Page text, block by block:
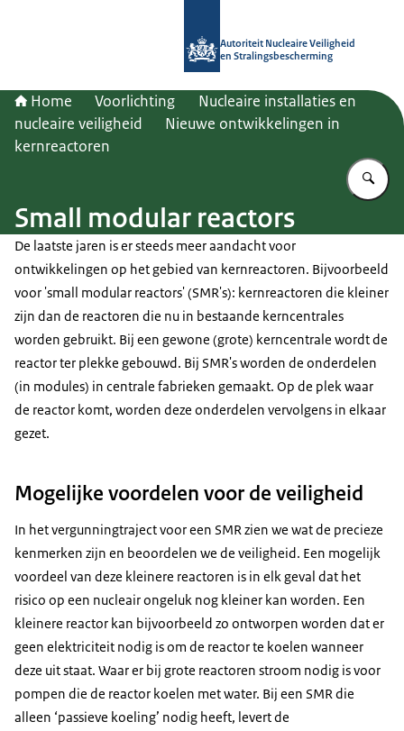
Autoriteit Nucleaire Veiligheid
en Stralingsbescherming
Home Voorlichting
Nucleaire installaties en
nucleaire veiligheid
Nieuwe ontwikkelingen in
kernreactoren
Small modular reactors
De laatste jaren is er steeds meer aandacht voor
ontwikkelingen op het gebied van kernreactoren. Bijvoorbeeld
voor 'small modular reactors' (SMR's): kernreactoren die kleiner
zijn dan de reactoren die nu in bestaande kerncentrales
worden gebruikt. Bij een gewone (grote) kerncentrale wordt de
reactor ter plekke gebouwd. Bij SMR's worden de onderdelen
(in modules) in centrale fabrieken gemaakt. Op de plek waar
de reactor komt, worden deze onderdelen vervolgens in elkaar
gezet.
Mogelijke voordelen voor de veiligheid
In het vergunningtraject voor een SMR zien we wat de precieze
kenmerken zijn en beoordelen we de veiligheid. Een mogelijk
voordeel van deze kleinere reactoren is in elk geval dat het
risico op een nucleair ongeluk nog kleiner kan worden. Een
kleinere reactor kan bijvoorbeeld zo ontworpen worden dat er
geen elektriciteit nodig is om de reactor te koelen wanneer
deze uit staat. Waar er bij grote reactoren stroom nodig is voor
pompen die de reactor koelen met water. Bij een SMR die
alleen ‘passieve koeling’ nodig heeft, levert de